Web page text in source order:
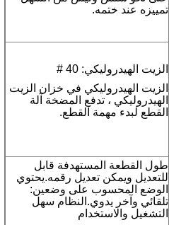
تمييزه عند ختمه.
الزيت الهيدروليكي: 40 #
الزيت الهيدروليكي في خزان الزيت
الهيدروليكي ، تدفع المضخة آلة
القطع لبدء مهمة القطع.
طول القطعة المستهدفة قابل
للتعديل ويمكن تعديل رقمه.يحتوي
الوضع المحسوب على وضعين:
تلقائي وآخر يدوي.النظام سهل
التشغيل والاستخدام